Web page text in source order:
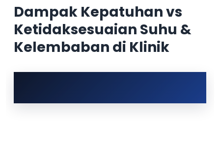
Dampak Kepatuhan vs
Ketidaksesuaian Suhu &
Kelembaban di Klinik